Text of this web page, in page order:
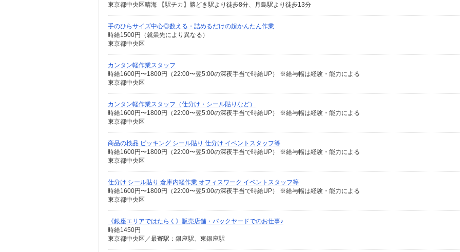
東京都中央区晴海 【駅チカ】勝どき駅より徒歩8分、月島駅より徒歩13分
手のひらサイズ中心◎数える・詰めるだけの超かんたん作業
時給1500円（就業先により異なる）
東京都中央区
カンタン軽作業スタッフ
時給1600円〜1800円（22:00〜翌5:00の深夜手当で時給UP） ※給与幅は経験・能力による
東京都中央区
カンタン軽作業スタッフ（仕分け・シール貼りなど）
時給1600円〜1800円（22:00〜翌5:00の深夜手当で時給UP） ※給与幅は経験・能力による
東京都中央区
商品の検品 ピッキング シール貼り 仕分け イベントスタッフ等
時給1600円〜1800円（22:00〜翌5:00の深夜手当で時給UP） ※給与幅は経験・能力による
東京都中央区
仕分け シール貼り 倉庫内軽作業 オフィスワーク イベントスタッフ等
時給1600円〜1800円（22:00〜翌5:00の深夜手当で時給UP） ※給与幅は経験・能力による
東京都中央区
《銀座エリアではたらく》販売店舗・バックヤードでのお仕事♪
時給1450円
東京都中央区／最寄駅：銀座駅、東銀座駅